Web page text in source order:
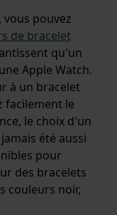
vous pouvez
de bracelet
qu'un
Apple Watch.
à un bracelet
facilement le
le choix d'un
été aussi
pour
des bracelets
couleurs noir,